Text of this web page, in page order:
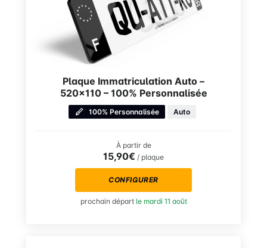
Plaque Immatriculation Auto –
520×110 – 100% Personnalisée
100% Personnalisée Auto
À partir de
15,90€ / plaque
CONFIGURER
prochain départ le mardi 11 août